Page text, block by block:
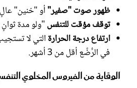
ظهور صوت "صفير"أو "خنين"
توقف مؤقت للتنفس"ولو مدة
ارتفاع درجة الحرارةالتي لا
في الرُّضَّع أقل من 3 أشهر.
الوقاية من الفيروس المخلوي